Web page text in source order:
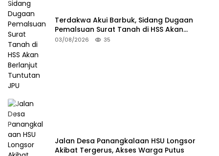
Terdakwa Akui Barbuk, Sidang Dugaan
Pemalsuan Surat Tanah di HSS Akan
Berlanjut Tuntutan JPU
03/08/2026 35
Jalan Desa Panangkalaan HSU Longsor
Akibat Tergerus, Akses Warga Putus